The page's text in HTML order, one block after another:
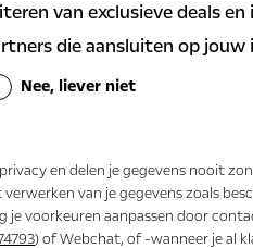
Ja Nee
Persoonlijke
van exclusieve deals
die aansluiten op jouw
Nee, liever niet
en delen je gegevens nooit
van je gegevens zoals
je voorkeuren aanpassen door
) of Webchat, of -wanneer je al